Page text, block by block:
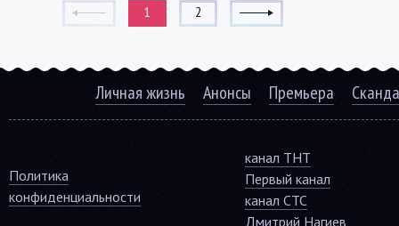
1 2
Личная жизнь Анонсы Премьера
Политика
конфиденциальности
канал ТНТ
Первый канал
канал СТС
Дмитрий Нагиев